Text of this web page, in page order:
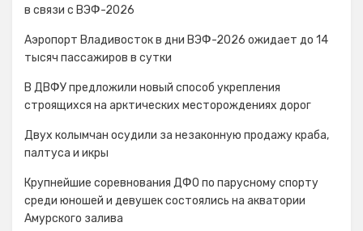
в связи с ВЭФ-2026
Аэропорт Владивосток в дни ВЭФ-2026 ожидает до 14
тысяч пассажиров в сутки
В ДВФУ предложили новый способ укрепления
строящихся на арктических месторождениях дорог
Двух колымчан осудили за незаконную продажу краба,
палтуса и икры
Крупнейшие соревнования ДФО по парусному спорту
среди юношей и девушек состоялись на акватории
Амурского залива